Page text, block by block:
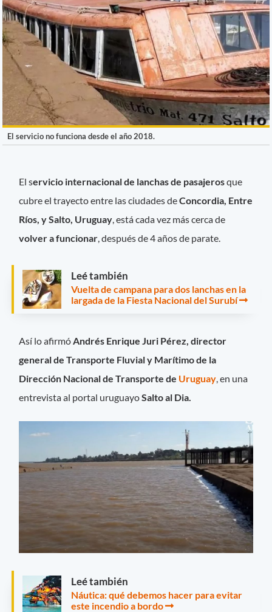
El servicio no funciona desde el año 2018.
El servicio internacional de lanchas de pasajerosque
cubre el trayecto entre las ciudades deConcordia, Entre
Ríos, y Salto, Uruguay , está cada vez más cerca de
volver a funcionar , después de 4 años de parate.
Leé también
Vuelta de campana para dos lanchas en la
largada de la Fiesta Nacional del Surubí
Así lo afirmóAndrés Enrique Juri Pérez, director
general de Transporte Fluvial y Marítimo de la
Dirección Nacional de Transporte de Uruguay, en una
entrevista al portal uruguayoSalto al Dia.
Leé también
Náutica: qué debemos hacer para evitar
este incendio a bordo